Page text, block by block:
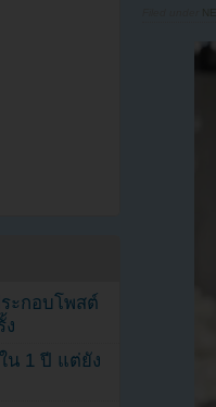
ะกอบโพสต์
ง
น 1 ปี แต่ยัง